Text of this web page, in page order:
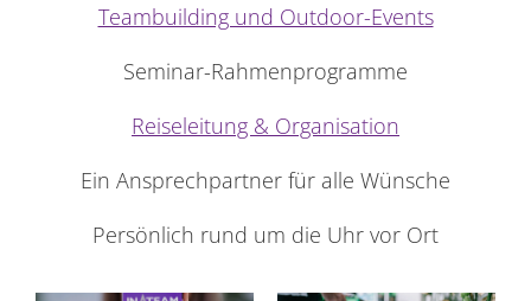
Teambuilding und Outdoor-Events
Seminar-Rahmenprogramme
Reiseleitung & Organisation
Ein Ansprechpartner für alle Wünsche
Persönlich rund um die Uhr vor Ort